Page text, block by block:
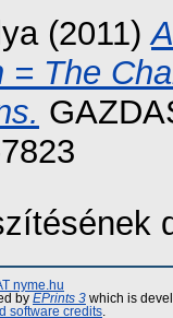
(2011)
The
nyme.hu
by EPrints 3 which is
software credits